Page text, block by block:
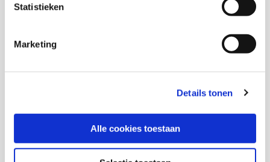
Statistieken
Marketing
Details tonen
Alle cookies toestaan
Senior onderzoeker
Trees Pels
Senior onderzoeker en adviseur kwaliteit KIS